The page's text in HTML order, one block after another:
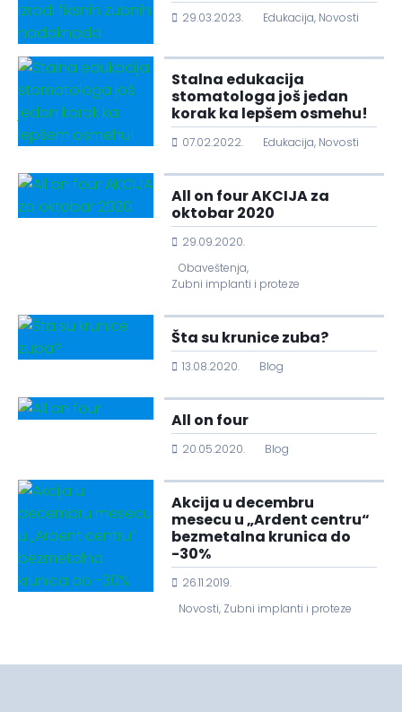
29.03.2023. Edukacija, Novosti
Stalna edukacija
stomatologa još jedan
korak ka lepšem osmehu!
07.02.2022. Edukacija, Novosti
All on four AKCIJA za
oktobar 2020
29.09.2020.
Obaveštenja,
Zubni implanti i proteze
Šta su krunice zuba?
13.08.2020. Blog
All on four
20.05.2020. Blog
Akcija u decembru
mesecu u „Ardent centru“
bezmetalna krunica do
-30%
26.11.2019.
Novosti, Zubni implanti i proteze